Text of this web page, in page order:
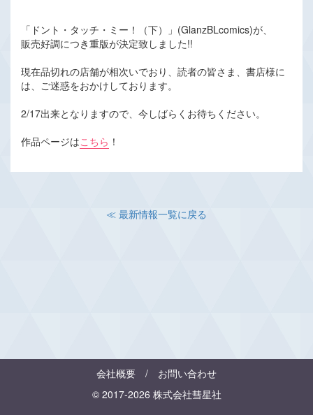
「ドント・タッチ・ミー！（下）」(GlanzBLcomics)が、
販売好調につき重版が決定致しました!!
現在品切れの店舗が相次いでおり、読者の皆さま、書店様に
は、ご迷惑をおかけしております。
2/17出来となりますので、今しばらくお待ちください。
作品ページはこちら ！
≪ 最新情報一覧に戻る
会社概要 / お問い合わせ
© 2017-2026 株式会社彗星社